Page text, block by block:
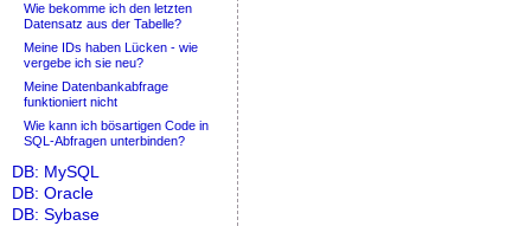
Wie bekomme ich den letzten
Datensatz aus der Tabelle?
Meine IDs haben Lücken - wie
vergebe ich sie neu?
Meine Datenbankabfrage
funktioniert nicht
Wie kann ich bösartigen Code in
SQL-Abfragen unterbinden?
DB: MySQL
DB: Oracle
DB: Sybase